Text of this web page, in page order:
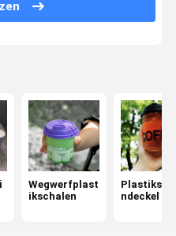
Wegwerfplast
ikschalen
ndeckel